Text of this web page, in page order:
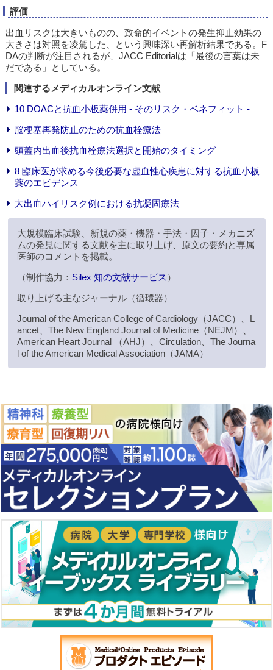
評価
出血リスクは大きいものの、致命的イベントの発生抑止効果の
大きさは対照を凌駕した、という興味深い再解析結果である。F
DAの判断が注目されるが、JACC Editorialは「最後の言葉は未
だである」としている。
関連するメディカルオンライン文献
10 DOACと抗血小板薬併用 - そのリスク・ベネフィット -
脳梗塞再発防止のための抗血栓療法
頭蓋内出血後抗血栓療法選択と開始のタイミング
8 臨床医が求める今後必要な虚血性心疾患に対する抗血小板
薬のエビデンス
大出血ハイリスク例における抗凝固療法
大規模臨床試験、新規の薬・機器・手法・因子・メカニズ
ムの発見に関する文献を主に取り上げ、原文の要約と専属
医師のコメントを掲載。
（制作協力： Silex 知の文献サービス ）
取り上げる主なジャーナル（循環器）
Journal of the American College of Cardiology（JACC）、L
ancet、The New England Journal of Medicine（NEJM）、
American Heart Journal （AHJ）、Circulation、The Journa
l of the American Medical Association（JAMA）